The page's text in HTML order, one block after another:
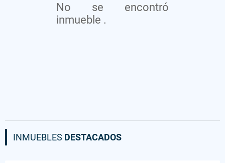
No se encontró
inmueble .
INMUEBLES DESTACADOS